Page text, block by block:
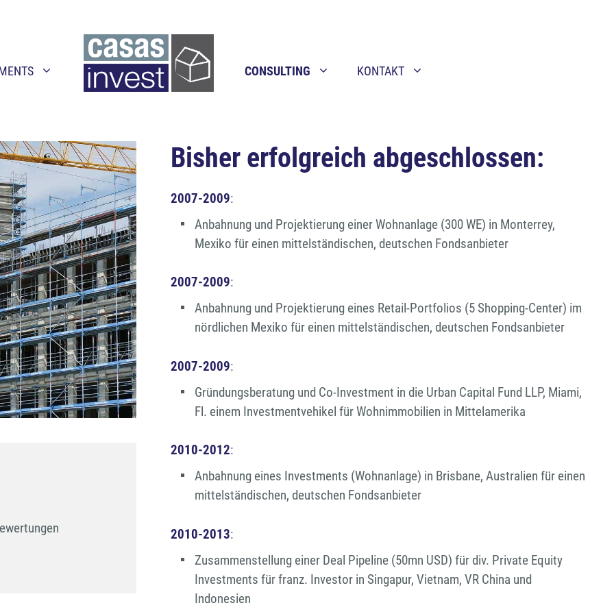
CONSULTING KONTAKT
Bisher erfolgreich abgeschlossen:
2007-2009:
Anbahnung und Projektierung einer Wohnanlage (300 WE) in Monterrey,
Mexiko für einen mittelständischen, deutschen Fondsanbieter
2007-2009:
Anbahnung und Projektierung eines Retail-Portfolios (5 Shopping-Center) im
nördlichen Mexiko für einen mittelständischen, deutschen Fondsanbieter
2007-2009:
Gründungsberatung und Co-Investment in die Urban Capital Fund LLP, Miami,
Fl. einem Investmentvehikel für Wohnimmobilien in Mittelamerika
2010-2012:
Anbahnung eines Investments (Wohnanlage) in Brisbane, Australien für einen
mittelständischen, deutschen Fondsanbieter
2010-2013:
Zusammenstellung einer Deal Pipeline (50mn USD) für div. Private Equity
Investments für franz. Investor in Singapur, Vietnam, VR China und
Indonesien